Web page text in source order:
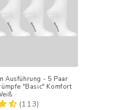
Ausführung - 5 Paar
"Basic" Komfort
(113)